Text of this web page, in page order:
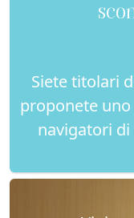
Siete titolari
proponete
navigatori